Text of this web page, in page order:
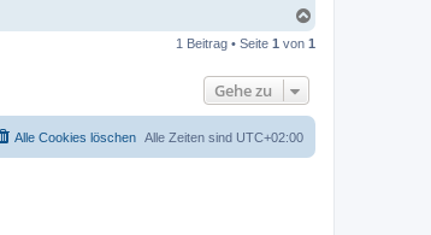
c
1 Beitrag • Seite 1 von 1
Gehe zu
Alle Zeiten sind UTC+02:00
Alle Cookies löschen